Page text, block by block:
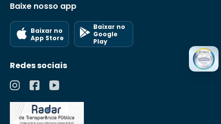
Baixe nosso app
Baixar no
App Store
Baixar no
Google
Play
Redes sociais